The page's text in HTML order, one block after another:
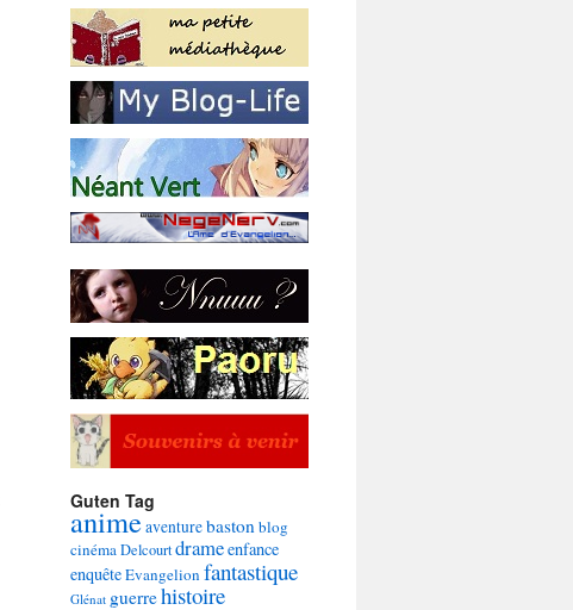
Guten Tag
animeaventurebaston blog
cinémaDelcourtdrameenfance
enquêteEvangelion fantastique
Glénat guerrehistoire